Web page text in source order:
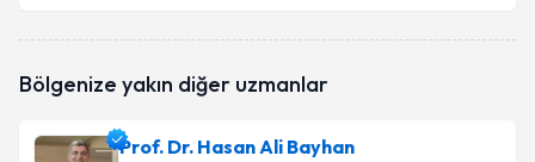
talebi oluşturun. Size bu uzmandan randevu almanız
bilgilendireceğiz.
E-posta Adresiniz
Bölgenize yakın diğer uzmanlar
Prof. Dr. Hasan Ali Bayhan